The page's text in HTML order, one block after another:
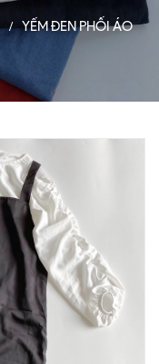
/ YẾM ĐEN PHỐI ÁO